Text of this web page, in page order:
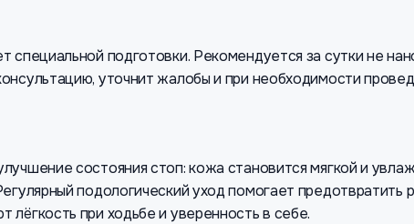
специальной подготовки. Рекомендуется за сутки не
уточнит жалобы и при необходимости
состояния стоп: кожа становится мягкой и
подологический уход помогает предотвратить
при ходьбе и уверенность в себе.